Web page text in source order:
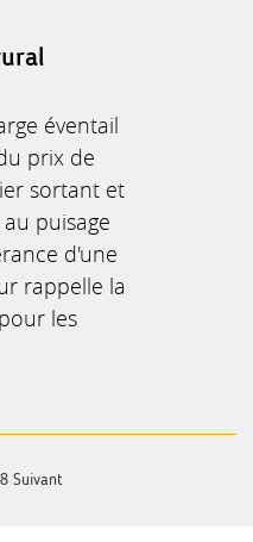
éventail
prix de
sortant et
puisage
d'une
rappelle la
les
Suivant